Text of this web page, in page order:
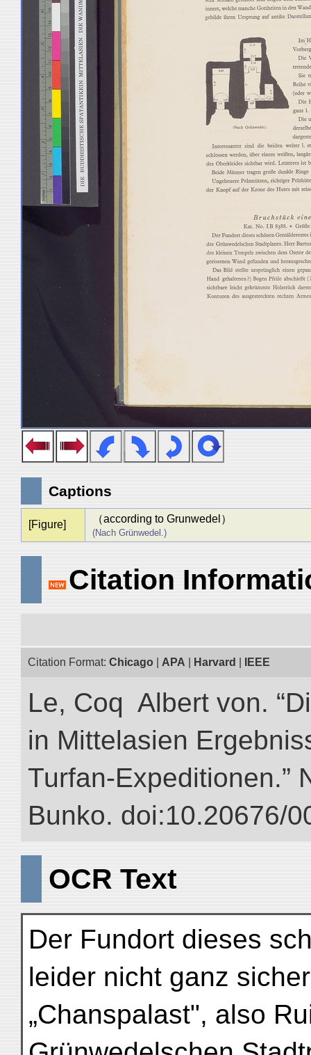
Captions
[Figure] （according to Grunwedel）
(Nach Grünwedel.)
Citation
Citation Format: Chicago APA Harvard IEEE
Le, Coq Albert von.
in Mittelasien
Turfan-Expeditionen.”
Bunko. doi:10.20676/
OCR Text
Der Fundort dieses
leider nicht ganz
„Chanspalast", also